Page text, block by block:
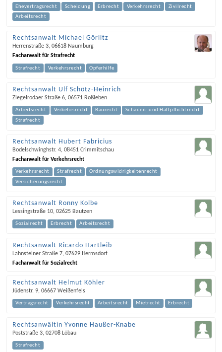
Ehevertragsrecht Scheidung Erbrecht Verkehrsrecht
Zivilrecht
Arbeitsrecht
Rechtsanwalt Michael Görlitz
Herrenstraße 3, 06618 Naumburg
Fachanwalt für Strafrecht
Strafrecht Verkehrsrecht Opferhilfe
Rechtsanwalt Ulf Schötz-Heinrich
Ziegelrodaer Straße 6, 06571 Roßleben
Arbeitsrecht Verkehrsrecht Baurecht
Schaden- und Haftpflichtrecht
Strafrecht
Rechtsanwalt Hubert Fabricius
Bodelschwinghstr. 4, 08451 Crimmitschau
Fachanwalt für Verkehrsrecht
Verkehrsrecht Strafrecht
Ordnungswidrigkeitenrecht
Versicherungsrecht
Rechtsanwalt Ronny Kolbe
Lessingstraße 10, 02625 Bautzen
Sozialrecht Erbrecht Arbeitsrecht
Rechtsanwalt Ricardo Hartleib
Lahnsteiner Straße 7, 07629 Hermsdorf
Fachanwalt für Sozialrecht
Rechtsanwalt Helmut Köhler
Jüdenstr. 9, 06667 Weißenfels
Vertragsrecht Verkehrsrecht Arbeitsrecht Mietrecht Erbrecht
Rechtsanwältin Yvonne Haußer-Knabe
Poststraße 3, 02708 Löbau
Strafrecht